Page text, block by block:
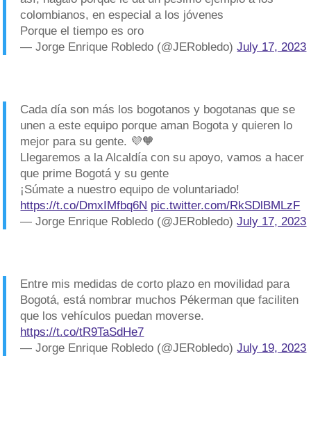
colombianos, en especial a los jóvenes
Porque el tiempo es oro
— Jorge Enrique Robledo (@JERobledo)July 17, 2023
Cada día son más los bogotanos y bogotanas que se
unen a este equipo porque aman Bogota y quieren lo
mejor para su gente. 💜🧡
Llegaremos a la Alcaldía con su apoyo, vamos a hacer
que prime Bogotá y su gente
¡Súmate a nuestro equipo de voluntariado!
https://t.co/DmxIMfbq6N pic.twitter.com/RkSDlBMLzF
— Jorge Enrique Robledo (@JERobledo)July 17, 2023
Entre mis medidas de corto plazo en movilidad para
Bogotá, está nombrar muchos Pékerman que faciliten
que los vehículos puedan moverse.
https://t.co/tR9TaSdHe7
— Jorge Enrique Robledo (@JERobledo)July 19, 2023